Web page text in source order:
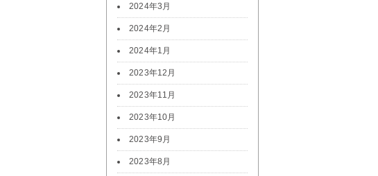
2024年3月
2024年2月
2024年1月
2023年12月
2023年11月
2023年10月
2023年9月
2023年8月